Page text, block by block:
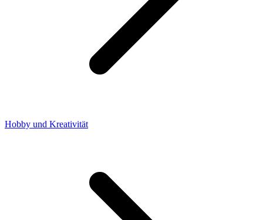
Hobby und Kreativität